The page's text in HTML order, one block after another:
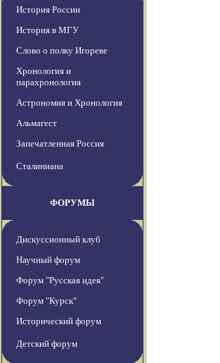
История России
История в МГУ
Слово о полку Игореве
Хронология и
парахронология
Астрономия и Хронология
Альмагест
Запечатленная Россия
Сталиниана
ФОРУМЫ
Дискуссионный клуб
Научный форум
Форум "Русская идея"
Форум "Курск"
Исторический форум
Детский форум